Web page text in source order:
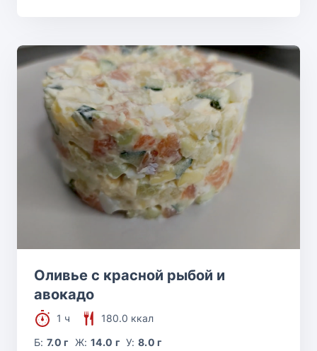
Оливье с красной рыбой и
авокадо
1 ч
180.0 ккал
Б:7.0 г Ж: 14.0 г У:8.0 г